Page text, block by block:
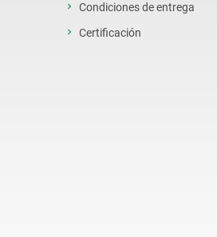
Condiciones de entrega
Certificación